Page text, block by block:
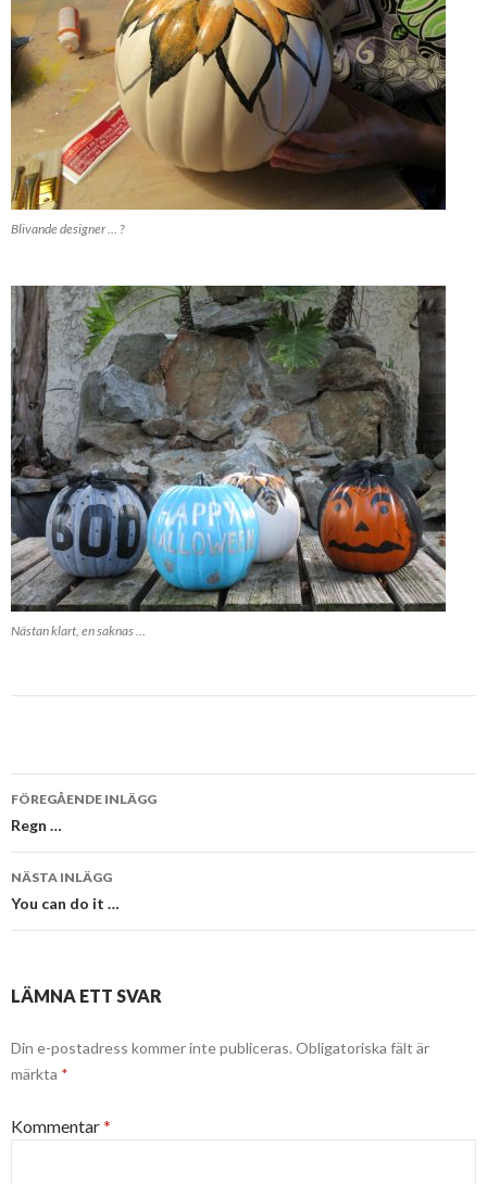
Blivande designer … ?
Nästan klart, en saknas …
Inläggsnavigering
FÖREGÅENDE INLÄGG
Regn …
NÄSTA INLÄGG
You can do it …
LÄMNA ETT SVAR
Din e-postadress kommer inte publiceras. Obligatoriska fält är
märkta *
Kommentar*